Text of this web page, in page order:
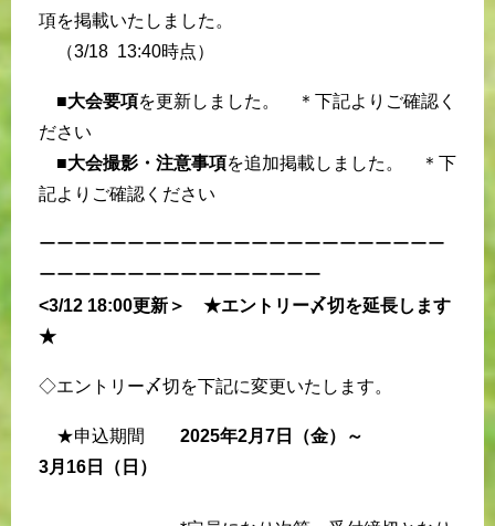
項を掲載いたしました。
（3/18 13:40時点）
■大会要項を更新しました。 ＊下記よりご確認く
ださい
■大会撮影・注意事項を追加掲載しました。 ＊下
記よりご確認ください
ーーーーーーーーーーーーーーーーーーーーーーー
ーーーーーーーーーーーーーーーー
<3/12 18:00更新＞ ★エントリー〆切を延長します
★
◇エントリー〆切を下記に変更いたします。
★申込期間 2025年2月7日（金）～
3月16日（日）